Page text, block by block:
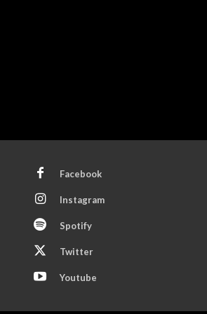
Facebook
Instagram
Spotify
Twitter
Youtube